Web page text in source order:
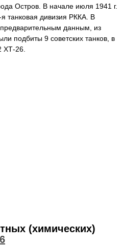
Остров. В начале июля 1941 г.
танковая дивизия РККА. В
данным, из
подбиты 9 советских танков, в
ХТ-26.
(химических)